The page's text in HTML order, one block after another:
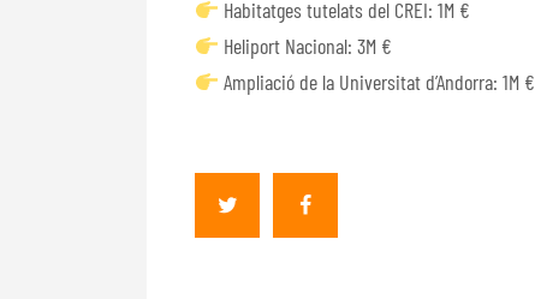
Habitatges tutelats del CREI: 1M €
Heliport Nacional: 3M €
Ampliació de la Universitat d’Andorra: 1M €